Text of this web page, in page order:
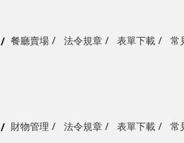
餐廳賣場 法令規章 表單下載 常
財物管理 法令規章 表單下載 常